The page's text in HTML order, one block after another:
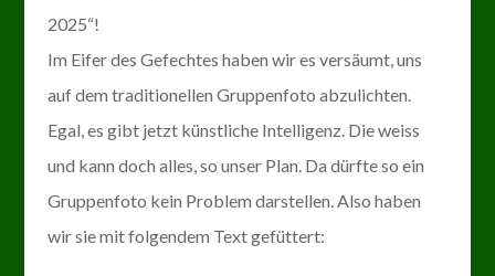
2025“!
Im Eifer des Gefechtes haben wir es versäumt, uns
auf dem traditionellen Gruppenfoto abzulichten.
Egal, es gibt jetzt künstliche Intelligenz. Die weiss
und kann doch alles, so unser Plan. Da dürfte so ein
Gruppenfoto kein Problem darstellen. Also haben
wir sie mit folgendem Text gefüttert: